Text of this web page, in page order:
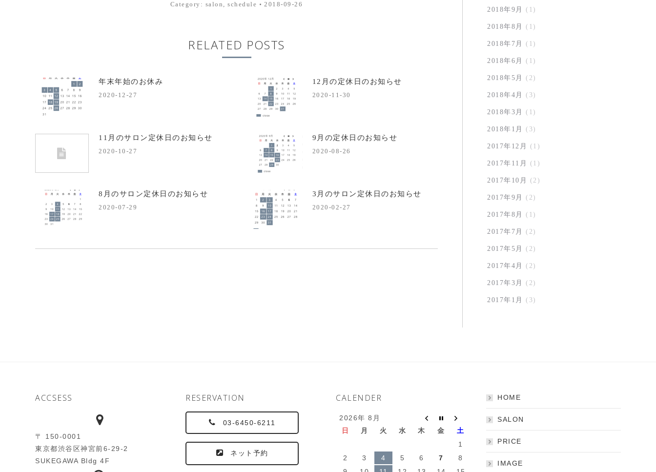
Category: salon ,schedule 2018-09-26
RELATED POSTS
年末年始のお休み
2020-12-27
12月の定休日のお知らせ
2020-11-30
11月のサロン定休日のお知らせ
2020-10-27
9月の定休日のお知らせ
2020-08-26
8月のサロン定休日のお知らせ
2020-07-29
3月のサロン定休日のお知らせ
2020-02-27
2018年9月 (1)
2018年8月 (1)
2018年7月 (1)
2018年6月 (1)
2018年5月 (2)
2018年4月 (3)
2018年3月 (1)
2018年1月 (3)
2017年12月 (1)
2017年11月 (1)
2017年10月 (2)
2017年9月 (2)
2017年8月 (1)
2017年7月 (2)
2017年5月 (2)
2017年4月 (2)
2017年3月 (2)
2017年1月 (3)
ACCSESS
〒 150-0001
東京都渋谷区神宮前6-29-2
SUKEGAWA Bldg 4F
RESERVATION
03-6450-6211
ネット予約
CALENDER
2026年 8月
日
月 火 水 木 金
土
1
2
3 4 5 6 7
8
HOME
SALON
PRICE
IMAGE